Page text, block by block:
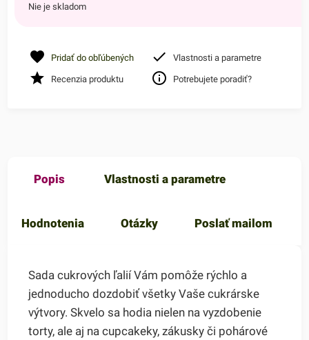
Nie je skladom
Pridať do obľúbených Vlastnosti a parametre
Recenzia produktu Potrebujete poradiť?
Popis Vlastnosti a parametre
Hodnotenia Otázky Poslať mailom
Sada cukrových ľalií Vám pomôže rýchlo a
jednoducho dozdobiť všetky Vaše cukrárske
výtvory. Skvelo sa hodia nielen na vyzdobenie
torty, ale aj na cupcakeky, zákusky či pohárové